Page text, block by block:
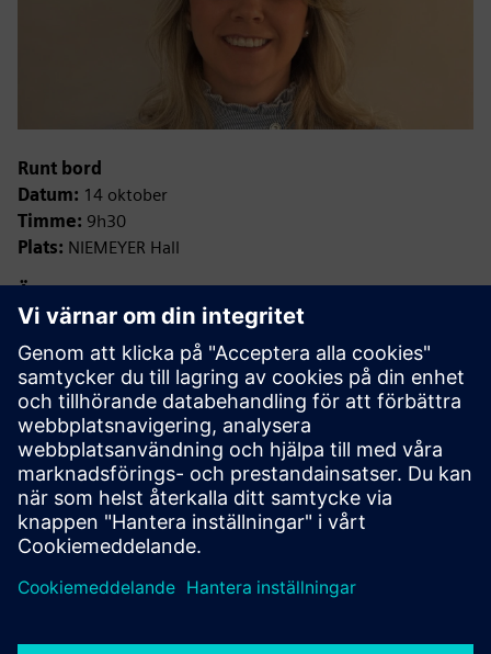
Runt bord
Datum: 14 oktober
Timme: 9h30
Plats: NIEMEYER Hall
Ämne:”När det gäller energiprestanda, kan AI styras direkt
av Building Management System (BMS), eller kommer det
att förbli bara ett förbättringsmedel?”
Deltagare: Caroline Gattino, Försäljningschef
(Frankrike) för byggnadsaffären på Siemens Smart
Infrastructure (Frankrike, BeLux & Maghreb)
Registrera dig här